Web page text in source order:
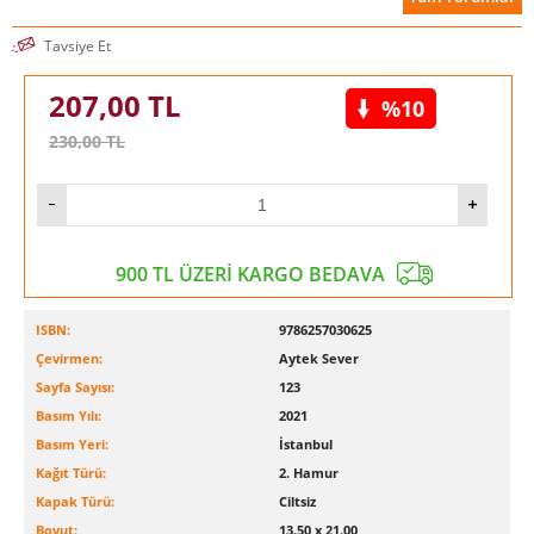
Tavsiye Et
207,00 TL
230,00TL
%10
900 TL ÜZERİ KARGO BEDAVA
ISBN:
9786257030625
Çevirmen:
Aytek Sever
Sayfa Sayısı:
123
Basım Yılı:
2021
Basım Yeri:
İstanbul
Kağıt Türü:
2. Hamur
Kapak Türü:
Ciltsiz
Boyut:
13.50 x 21.00